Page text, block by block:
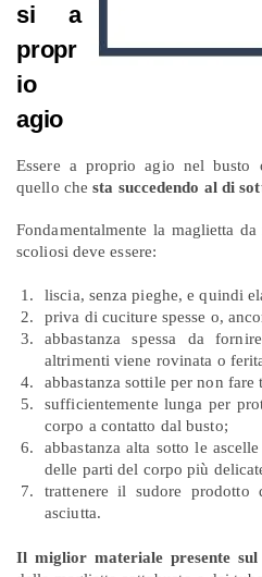
si a
propr
io
agio
Essere a proprio agio nel busto
quello chesta succedendo al di
Fondamentalmente la maglietta
scoliosi deve essere:
liscia, senza pieghe, e quindi
priva di cuciture spesse o,
abbastanza spessa da
altrimenti viene rovinata o
abbastanza sottile per non fare
sufficientemente lunga per
corpo a contatto dal busto;
abbastanza alta sotto le
delle parti del corpo più
trattenere il sudore prodotto
asciutta.
Il miglior materiale presente sul